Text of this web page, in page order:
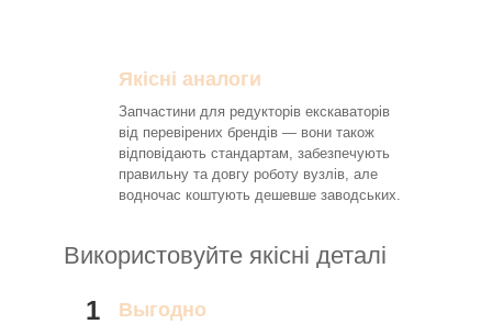
Якісні аналоги
Запчастини для редукторів екскаваторів
від перевірених брендів — вони також
відповідають стандартам, забезпечують
правильну та довгу роботу вузлів, але
водночас коштують дешевше заводських.
Використовуйте якісні деталі
1 Выгодно